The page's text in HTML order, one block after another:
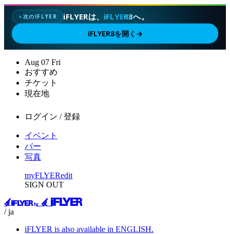
✦次のIFLYER iFLYERは、 iFLYER8へ。
iFLYER8を開く →
Aug 07 Fri
おすすめ
チケット
現在地
ログイン / 登録
イベント
バー
写真
myFLYERedit
SIGN OUT
/ ja
iFLYER is also available in ENGLISH.